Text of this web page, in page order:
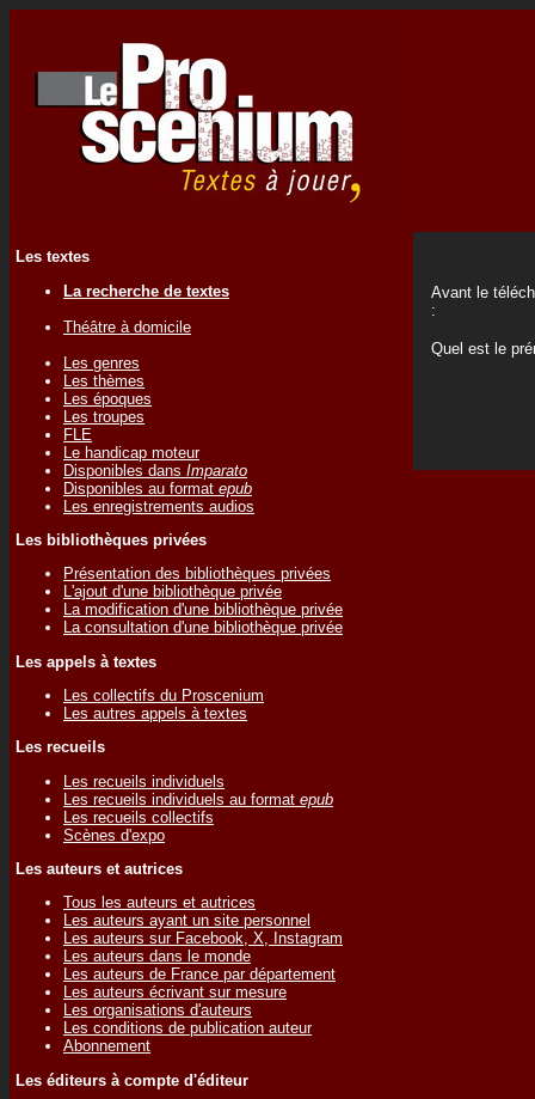
Les textes
La recherche de textes
Théâtre à domicile
Les genres
Les thèmes
Les époques
Les troupes
FLE
Le handicap moteur
Disponibles dans Imparato
Disponibles au format epub
Les enregistrements audios
Les bibliothèques privées
Présentation des bibliothèques privées
L'ajout d'une bibliothèque privée
La modification d'une bibliothèque privée
La consultation d'une bibliothèque privée
Les appels à textes
Les collectifs du Proscenium
Les autres appels à textes
Les recueils
Les recueils individuels
Les recueils individuels au format epub
Les recueils collectifs
Scènes d'expo
Les auteurs et autrices
Tous les auteurs et autrices
Les auteurs ayant un site personnel
Les auteurs sur Facebook, X, Instagram
Les auteurs dans le monde
Les auteurs de France par département
Les auteurs écrivant sur mesure
Les organisations d'auteurs
Les conditions de publication auteur
Abonnement
Les éditeurs à compte d'éditeur
Avant le
:
Quel est le